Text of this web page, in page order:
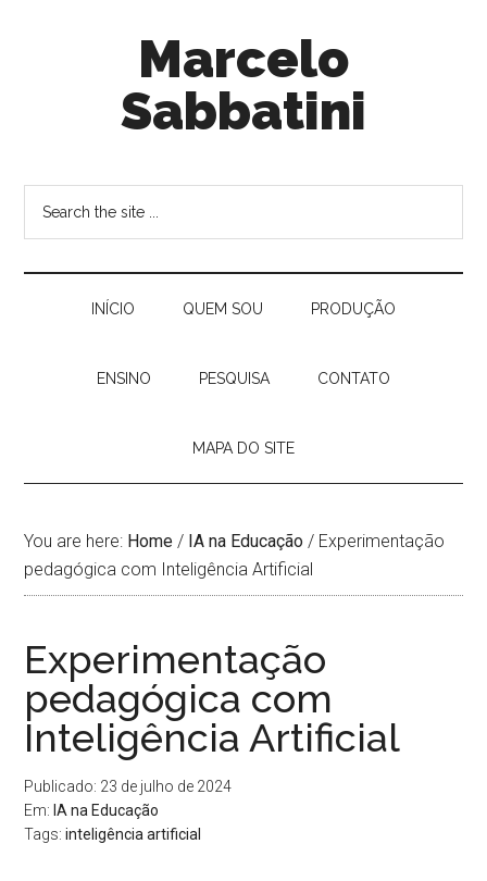
Marcelo
Sabbatini
INÍ­CIO QUEM SOU PRODUÇÃO
ENSINO PESQUISA CONTATO
MAPA DO SITE
You are here: Home / IA na Educação / Experimentação
pedagógica com Inteligência Artificial
Experimentação
pedagógica com
Inteligência Artificial
Publicado: 23 de julho de 2024
Em: IA na Educação
Tags:inteligência artificial